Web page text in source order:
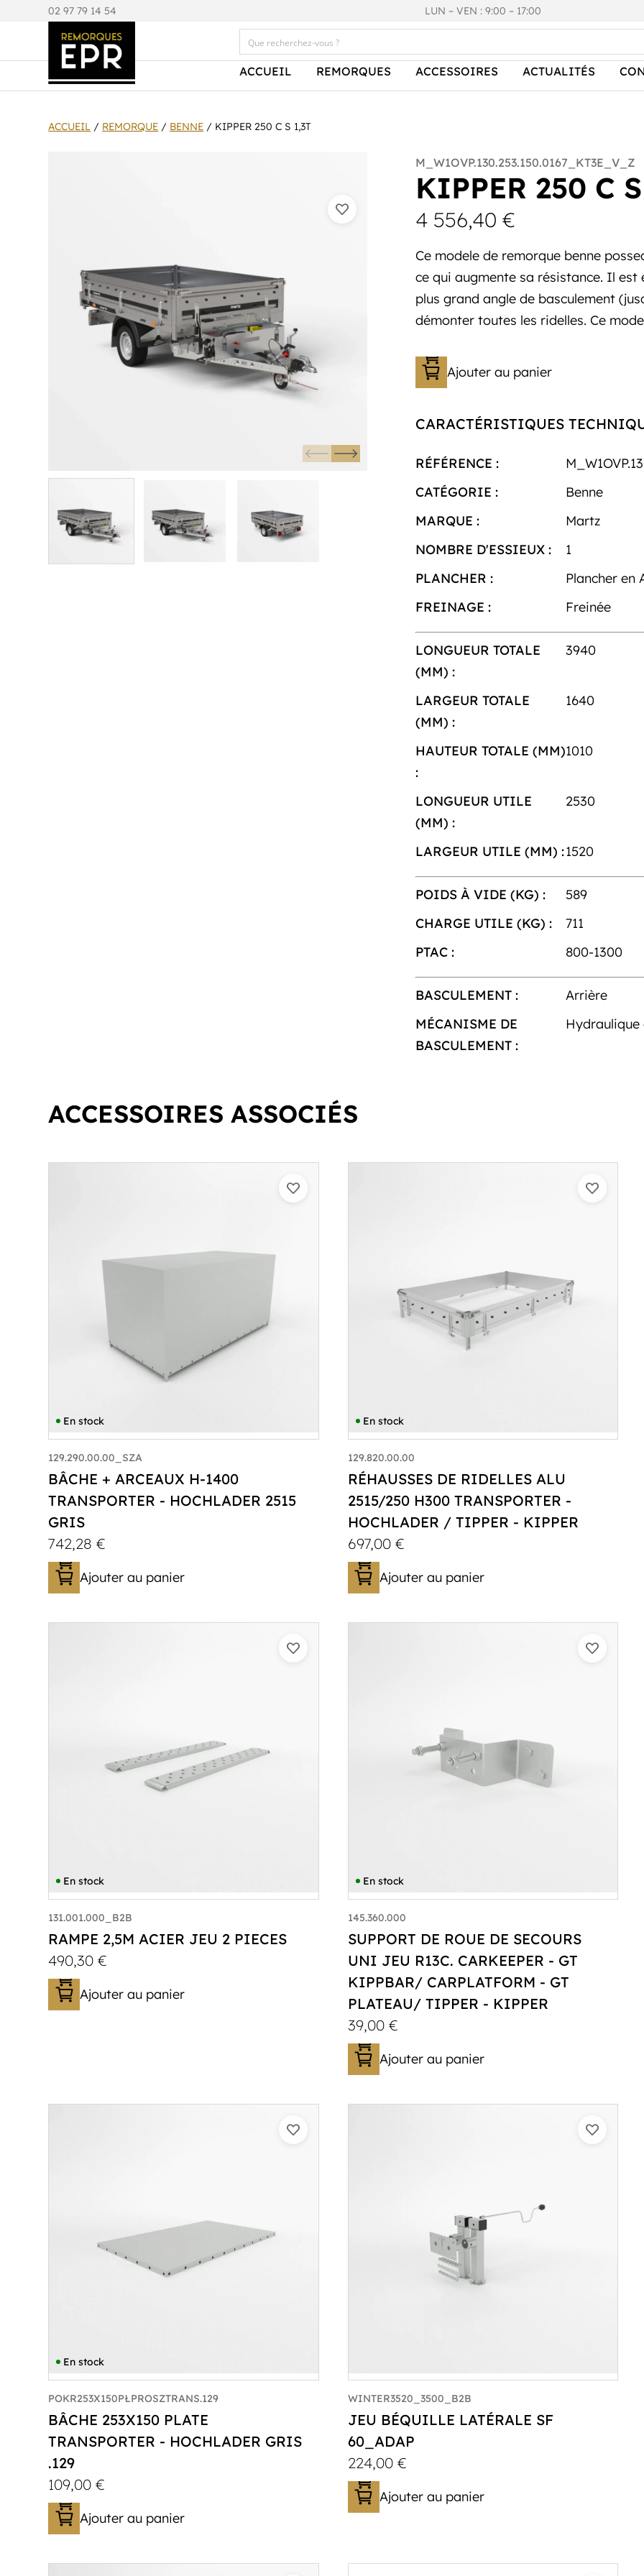
02 97 79 14 54 LUN – VEN : 9:00 – 17:00
ACCUEIL REMORQUES ACCESSOIRES ACTUALITÉS
ACCUEIL / REMORQUE / BENNE / KIPPER 250 C S 1,3T
M_W1OVP.130.253.150.0167_KT3E_V_Z
KIPPER 250 C
4 556,40 €
Ce modele de remorque benne
ce qui augmente sa résistance. Il est
plus grand angle de basculement
démonter toutes les ridelles. Ce
Ajouter au panier
CARACTÉRISTIQUES
RÉFÉRENCE :
CATÉGORIE :
Benne
MARQUE :
Martz
NOMBRE D'ESSIEUX :
1
PLANCHER :
Plancher en
FREINAGE :
Freinée
LONGUEUR TOTALE
(MM) :
3940
LARGEUR TOTALE
(MM) :
1640
HAUTEUR TOTALE (MM)
:
1010
LONGUEUR UTILE
(MM) :
2530
LARGEUR UTILE (MM) :1520
POIDS À VIDE (KG) :
589
CHARGE UTILE (KG) :
711
PTAC :
800-1300
BASCULEMENT :
Arrière
MÉCANISME DE
BASCULEMENT :
Hydraulique
ACCESSOIRES ASSOCIÉS
En stock
129.290.00.00_SZA
BÂCHE + ARCEAUX H-1400
TRANSPORTER - HOCHLADER 2515
GRIS
742,28€
Ajouter au panier
En stock
129.820.00.00
RÉHAUSSES DE RIDELLES ALU
2515/250 H300 TRANSPORTER -
HOCHLADER / TIPPER - KIPPER
697,00 €
Ajouter au panier
En stock
131.001.000_B2B
RAMPE 2,5M ACIER JEU 2 PIECES
490,30€
Ajouter au panier
En stock
145.360.000
SUPPORT DE ROUE DE SECOURS
UNI JEU R13C. CARKEEPER - GT
KIPPBAR/ CARPLATFORM - GT
PLATEAU/ TIPPER - KIPPER
39,00 €
Ajouter au panier
En stock
POKR253X150PŁPROSZTRANS.129
BÂCHE 253X150 PLATE
TRANSPORTER - HOCHLADER GRIS
.129
109,00€
Ajouter au panier
WINTER3520_3500_B2B
JEU BÉQUILLE LATÉRALE SF
60_ADAP
224,00 €
Ajouter au panier